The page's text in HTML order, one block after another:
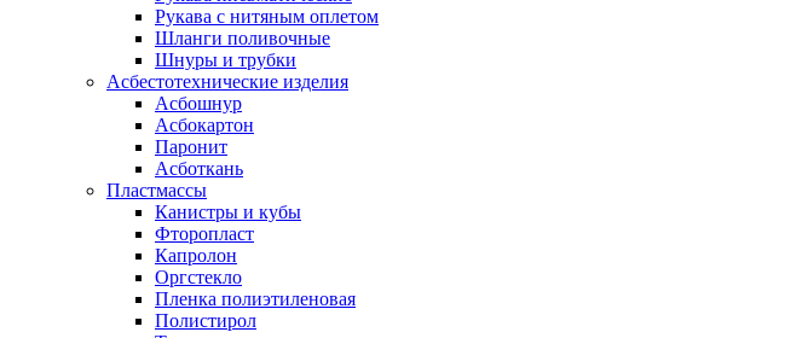
Рукава с нитяным оплетом
Шланги поливочные
Шнуры и трубки
Асбестотехнические изделия
Асбошнур
Асбокартон
Паронит
Асботкань
Пластмассы
Канистры и кубы
Фторопласт
Капролон
Оргстекло
Пленка полиэтиленовая
Полистирол